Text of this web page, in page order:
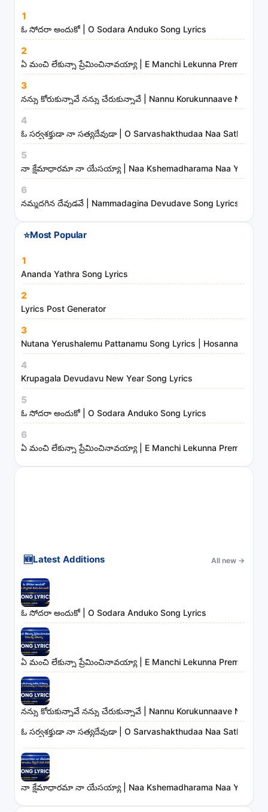
o
n
g
s
,
a
r
t
t
s
d
m
i
s
t
r
i
e
s
1
ఓ సోదరా అందుకో | O Sodara Anduko Song Lyrics
2
ఏ మంచి లేకున్నా ప్రేమించినావయ్యా | E Manchi Lekunna
3
నన్ను కోరుకున్నావే నన్ను చేరుకున్నావే | Nannu Korukunnaave Nannu
4
ఓ సర్వశక్తుడా నా సత్యదేవుడా | O Sarvashakthudaa Naa
5
నా క్షేమాధారమా నా యేసయ్యా | Naa Kshemadharama Naa Yesayya
6
నమ్మదగిన దేవుడవే | Nammadagina Devudave Song Lyrics
⭐Most Popular
1
Ananda Yathra Song Lyrics
2
Lyrics Post Generator
3
Nutana Yerushalemu Pattanamu Song Lyrics | Hosanna
4
Krupagala Devudavu New Year Song Lyrics
5
ఓ సోదరా అందుకో | O Sodara Anduko Song Lyrics
6
ఏ మంచి లేకున్నా ప్రేమించినావయ్యా | E Manchi Lekunna
🆕Latest Additions All new →
ఓ సోదరా అందుకో | O Sodara Anduko Song Lyrics
ఏ మంచి లేకున్నా ప్రేమించినావయ్యా | E Manchi Lekunna
నన్ను కోరుకున్నావే నన్ను చేరుకున్నావే | Nannu Korukunnaave Nannu
ఓ సర్వశక్తుడా నా సత్యదేవుడా | O Sarvashakthudaa Naa
నా క్షేమాధారమా నా యేసయ్యా | Naa Kshemadharama Naa Yesayya